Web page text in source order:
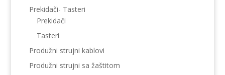
Prekidači- Tasteri
Prekidači
Tasteri
Produžni strujni kablovi
Produžni strujni sa žaštitom